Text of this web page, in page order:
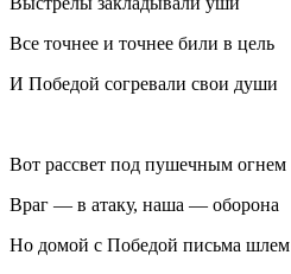
Все точнее и точнее били в цель
И Победой согревали свои души
Вот рассвет под пушечным огнем
Враг — в атаку, наша — оборона
Но домой с Победой письма шлем